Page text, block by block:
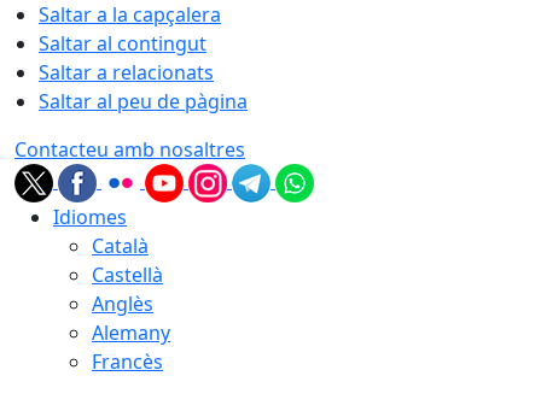
Saltar a la capçalera
Saltar al contingut
Saltar a relacionats
Saltar al peu de pàgina
Contacteu amb nosaltres
Idiomes
Català
Castellà
Anglès
Alemany
Francès